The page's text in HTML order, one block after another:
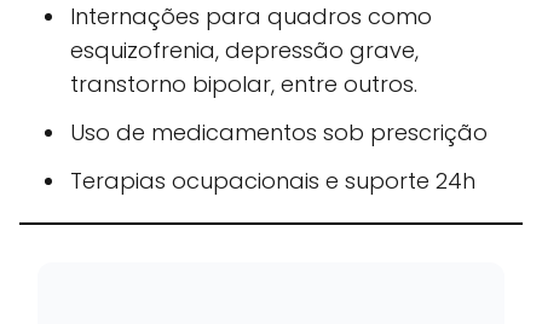
Internações para quadros como
esquizofrenia, depressão grave,
transtorno bipolar, entre outros.
Uso de medicamentos sob prescrição
Terapias ocupacionais e suporte 24h